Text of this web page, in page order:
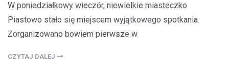
W poniedziałkowy wieczór, niewielkie miasteczko
Piastowo stało się miejscem wyjątkowego spotkania.
Zorganizowano bowiem pierwsze w
CZYTAJ DALEJ